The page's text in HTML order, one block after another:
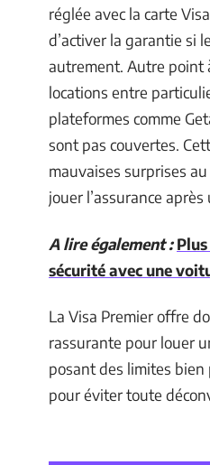
réglée avec la carte
d’activer la garantie si
autrement. Autre point
locations entre
plateformes comme
sont pas couvertes.
mauvaises surprises
jouer l’assurance
A lire également :
sécurité avec une
La Visa Premier offre
rassurante pour louer
posant des limites bien
pour éviter toute